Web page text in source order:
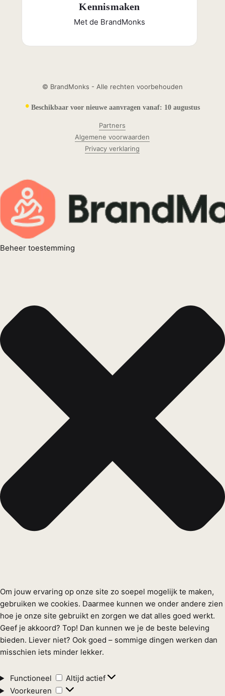
Kennismaken
Met de BrandMonks
© BrandMonks - Alle rechten voorbehouden
•Beschikbaar voor nieuwe aanvragen vanaf: 10 augustus
Partners
Algemene voorwaarden
Privacy verklaring
Beheer toestemming
Om jouw ervaring op onze site zo soepel mogelijk te maken,
gebruiken we cookies. Daarmee kunnen we onder andere zien
hoe je onze site gebruikt en zorgen we dat alles goed werkt.
Geef je akkoord? Top! Dan kunnen we je de beste beleving
bieden. Liever niet? Ook goed – sommige dingen werken dan
misschien iets minder lekker.
Functioneel Functioneel
Altijd actief
Voorkeuren
Voorkeuren